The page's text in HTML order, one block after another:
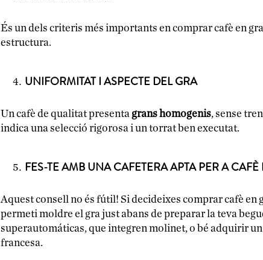
És un dels criteris més importants en comprar cafè en
estructura.
UNIFORMITAT I ASPECTE DEL GRA
Un cafè de qualitat presenta grans homogenis, sense
indica una selecció rigorosa i un torrat ben executat.
FES-TE AMB UNA CAFETERA APTA PER A CAFÈ
Aquest consell no és fútil! Si decideixes comprar cafè
permeti moldre el gra just abans de preparar la teva
superautomáticas, que integren molinet, o bé adquirir
francesa.